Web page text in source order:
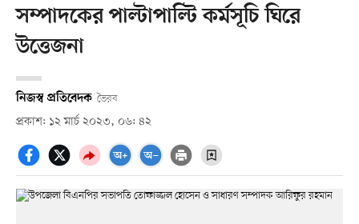
সম্পাদকের পাল্টাপাল্টি কর্মসূচি ঘিরে
উত্তেজনা
নিজস্ব প্রতিবেদক ভৈরব
প্রকাশ: ১২ মার্চ ২০২৩, ০৬: ৪২